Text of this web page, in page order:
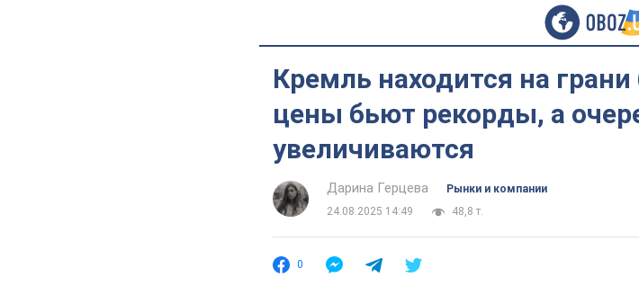
Кремль находится на
цены бьют рекорды, а
увеличиваются
Дарина Герцева
Рынки и компании
24.08.2025 14:49
48,8 т.
0